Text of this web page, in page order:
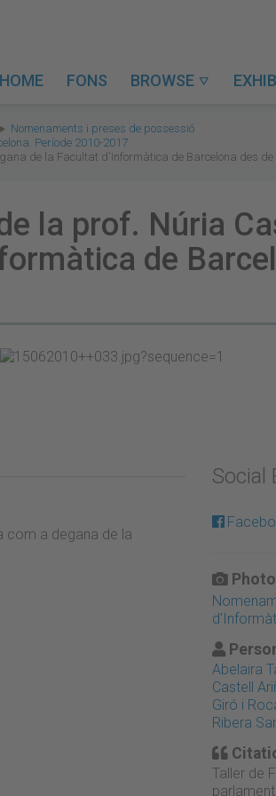
HOME FONS BROWSE 
Nomenaments i preses de possessió
Període 2010-2017
de la Facultat d'Informàtica de Barcelona des
la prof. Núria
de
com a degana de la
Social
Abelaira
Castell
Giró i
Ribera
Taller de